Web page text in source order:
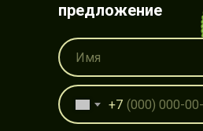
предложение
+7